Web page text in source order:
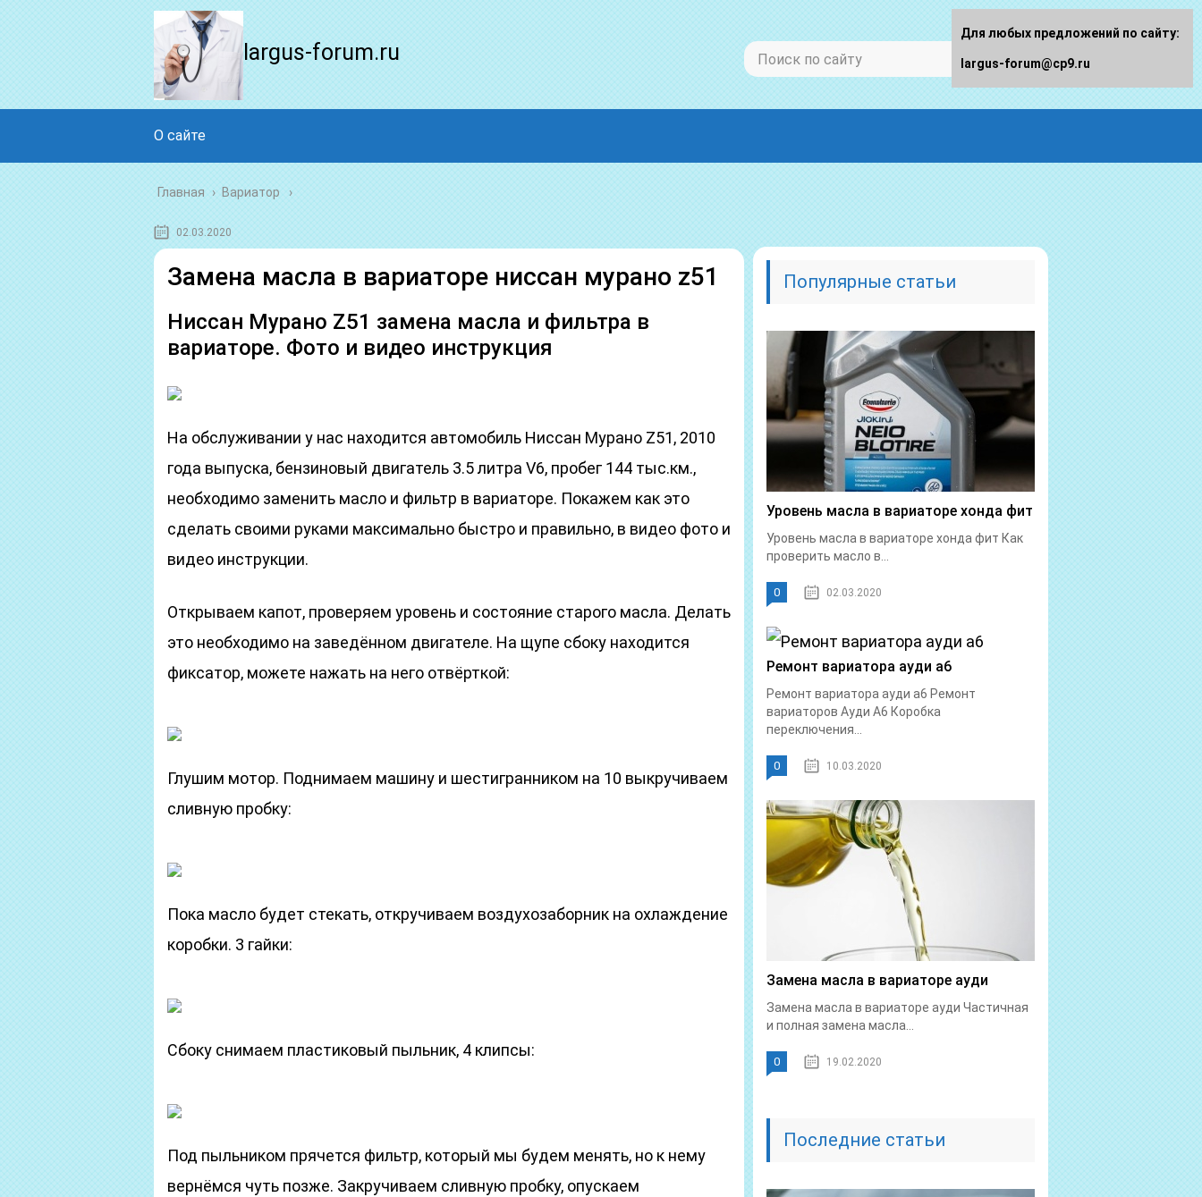
largus-forum.ru
О сайте
Главная › Вариатор
02.03.2020
Замена масла в вариаторе ниссан мурано z51
Ниссан Мурано Z51 замена масла и фильтра в
вариаторе. Фото и видео инструкция
На обслуживании у нас находится автомобиль Ниссан Мурано Z51, 2010
года выпуска, бензиновый двигатель 3.5 литра V6, пробег 144 тыс.км.,
необходимо заменить масло и фильтр в вариаторе. Покажем как это
сделать своими руками максимально быстро и правильно, в видео фото и
видео инструкции.
Открываем капот, проверяем уровень и состояние старого масла. Делать
это необходимо на заведённом двигателе. На щупе сбоку находится
фиксатор, можете нажать на него отвёрткой:
Глушим мотор. Поднимаем машину и шестигранником на 10 выкручиваем
сливную пробку:
Пока масло будет стекать, откручиваем воздухозаборник на охлаждение
коробки. 3 гайки:
Сбоку снимаем пластиковый пыльник, 4 клипсы:
Под пыльником прячется фильтр, который мы будем менять, но к нему
вернёмся чуть позже. Закручиваем сливную пробку, опускаем
Популярные статьи
Уровень масла в вариаторе хонда фит
Уровень масла в вариаторе хонда фит Как
проверить масло в...
0 02.03.2020
Ремонт вариатора ауди а6
Ремонт вариатора ауди а6 Ремонт
вариаторов Ауди А6 Коробка
переключения...
0 10.03.2020
Замена масла в вариаторе ауди
Замена масла в вариаторе ауди Частичная
и полная замена масла...
0 19.02.2020
Последние статьи
Для любых предложений по сайту:
largus-forum@cp9.ru